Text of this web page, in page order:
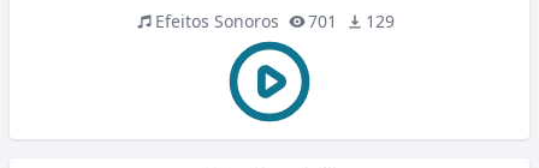
Efeitos Sonoros 701 129